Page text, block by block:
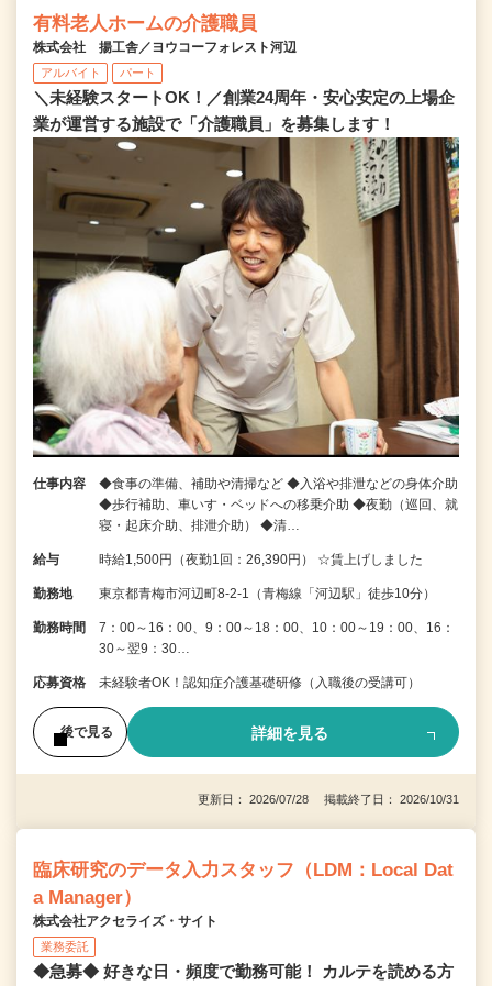
有料老人ホームの介護職員
株式会社 揚工舎／ヨウコーフォレスト河辺
アルバイト パート
＼未経験スタートOK！／創業24周年・安心安定の上場企
業が運営する施設で「介護職員」を募集します！
仕事内容
◆食事の準備、補助や清掃など ◆入浴や排泄などの身体介助
◆歩行補助、車いす・ベッドへの移乗介助 ◆夜勤（巡回、就
寝・起床介助、排泄介助） ◆清…
給与 時給1,500円（夜勤1回：26,390円） ☆賃上げしました
勤務地 東京都青梅市河辺町8‐2‐1（青梅線「河辺駅」徒歩10分）
勤務時間
7：00～16：00、9：00～18：00、10：00～19：00、16：
30～翌9：30…
応募資格 未経験者OK！認知症介護基礎研修（入職後の受講可）
後で見る 詳細を見る
更新日： 2026/07/28 掲載終了日： 2026/10/31
臨床研究のデータ入力スタッフ（LDM：Local Dat
a Manager）
株式会社アクセライズ・サイト
業務委託
◆急募◆ 好きな日・頻度で勤務可能！ カルテを読める方